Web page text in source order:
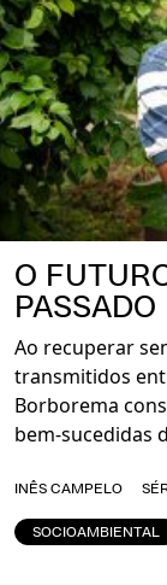
O
PASSADO
Ao recuperar
transmitidos
Borborema
bem-sucedidas
INÊS CAMPELO
SOCIOAMBIENTAL